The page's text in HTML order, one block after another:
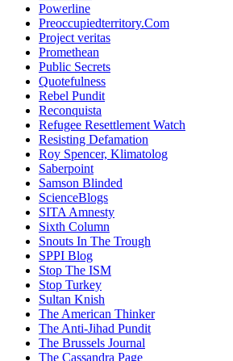
Powerline
Preoccupiedterritory.Com
Project veritas
Promethean
Public Secrets
Quotefulness
Rebel Pundit
Reconquista
Refugee Resettlement Watch
Resisting Defamation
Roy Spencer, Klimatolog
Saberpoint
Samson Blinded
ScienceBlogs
SITA Amnesty
Sixth Column
Snouts In The Trough
SPPI Blog
Stop The ISM
Stop Turkey
Sultan Knish
The American Thinker
The Anti-Jihad Pundit
The Brussels Journal
The Cassandra Page